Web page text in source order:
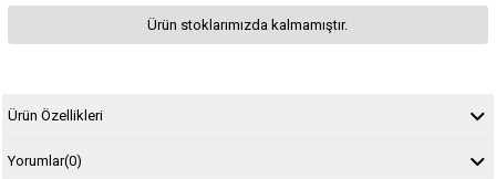
Ürün stoklarımızda kalmamıştır.
Ürün Özellikleri
Yorumlar(0)